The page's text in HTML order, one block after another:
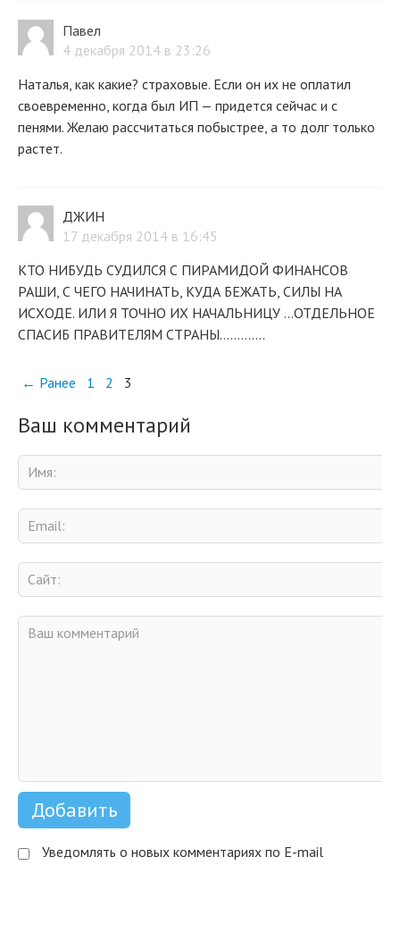
Павел
4 декабря 2014 в 23:26
Наталья, как какие? страховые. Если он их не оплатил
своевременно, когда был ИП — придется сейчас и с
пенями. Желаю рассчитаться побыстрее, а то долг только
растет.
ДЖИН
17 декабря 2014 в 16:45
КТО НИБУДЬ СУДИЛСЯ С ПИРАМИДОЙ ФИНАНСОВ
РАШИ, С ЧЕГО НАЧИНАТЬ, КУДА БЕЖАТЬ, СИЛЫ НА
ИСХОДЕ. ИЛИ Я ТОЧНО ИХ НАЧАЛЬНИЦУ ...ОТДЕЛЬНОЕ
СПАСИБ ПРАВИТЕЛЯМ СТРАНЫ.............
← Ранее 1 2 3
Ваш комментарий
Уведомлять о новых комментариях по E-mail